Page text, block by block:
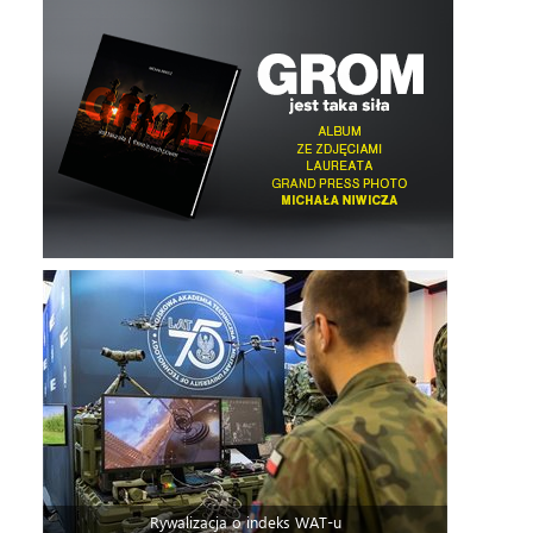
Rywalizacja o indeks WAT-u